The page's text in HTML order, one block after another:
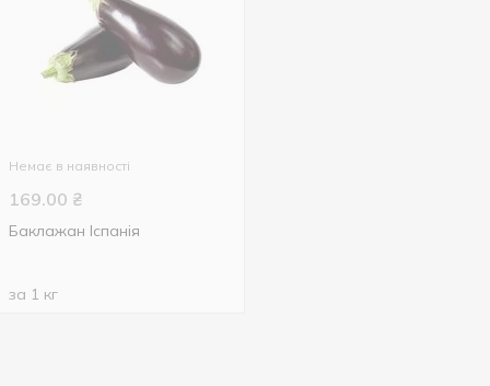
Немає в наявності
169.00 ₴
Баклажан Іспанія
за 1 кг